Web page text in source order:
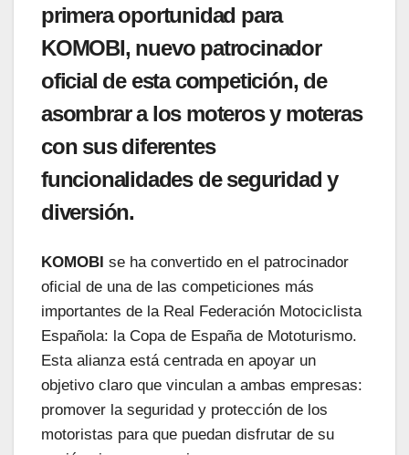
primera oportunidad para
KOMOBI, nuevo patrocinador
oficial de esta competición, de
asombrar a los moteros y moteras
con sus diferentes
funcionalidades de seguridad y
diversión.
KOMOBI se ha convertido en el patrocinador
oficial de una de las competiciones más
importantes de la Real Federación Motociclista
Española: la Copa de España de Mototurismo.
Esta alianza está centrada en apoyar un
objetivo claro que vinculan a ambas empresas:
promover la seguridad y protección de los
motoristas para que puedan disfrutar de su